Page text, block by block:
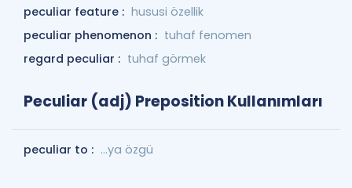
peculiar feature : hususi özellik
peculiar phenomenon : tuhaf fenomen
regard peculiar : tuhaf görmek
Peculiar (adj) Preposition Kullanımları
peculiar to : ...ya özgü